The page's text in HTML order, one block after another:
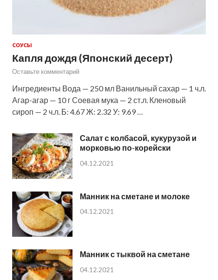
СОУСЫ
Капля дождя (Японский десерт)
Оставьте комментарий
Ингредиенты Вода — 250 мл Ванильный сахар — 1 ч.л.
Агар-агар — 10 г Соевая мука — 2 ст.л. Кленовый
сироп — 2 ч.л. Б: 4.67 Ж: 2.32 У: 9.69 …
Салат с колбасой, кукурузой и
морковью по-корейски
04.12.2021
Манник на сметане и молоке
04.12.2021
Манник с тыквой на сметане
04.12.2021